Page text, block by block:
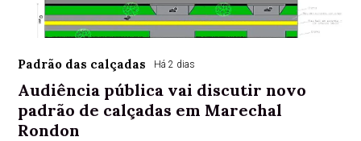
Padrão das calçadas Há 2 dias
Audiência pública vai discutir novo
padrão de calçadas em Marechal
Rondon